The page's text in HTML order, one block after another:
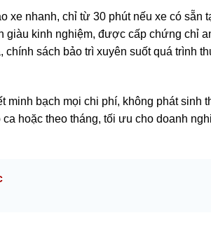
nhanh, chỉ từ 30 phút nếu xe có sẵn
giàu kinh nghiệm, được cấp chứng chỉ
sách bảo trì xuyên suốt quá trình
minh bạch mọi chi phí, không phát sinh
hoặc theo tháng, tối ưu cho doanh